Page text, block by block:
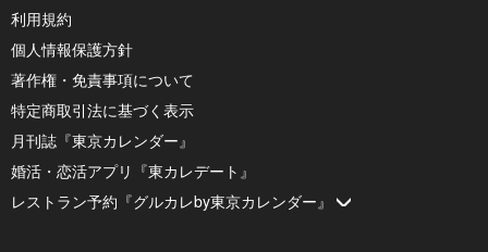
利用規約
個人情報保護方針
著作権・免責事項について
特定商取引法に基づく表示
月刊誌『東京カレンダー』
婚活・恋活アプリ『東カレデート』
レストラン予約『グルカレby東京カレンダー』